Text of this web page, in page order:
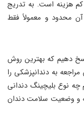
هزینه است. به تدریج
محدود و معمولاً فقط
دهیم که بهترین روش
به دندانپزشکی را
چه نوع بلیچینگ دندانی
و وضعیت سلامت دندان